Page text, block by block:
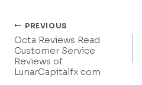
Post
Navigation
PREVIOUS
Octa Reviews Read
Customer Service
Reviews of
LunarCapitalfx com